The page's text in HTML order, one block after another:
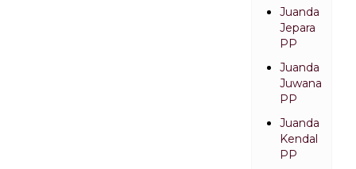
Juanda
Jepara
PP
Juanda
Juwana
PP
Juanda
Kendal
PP